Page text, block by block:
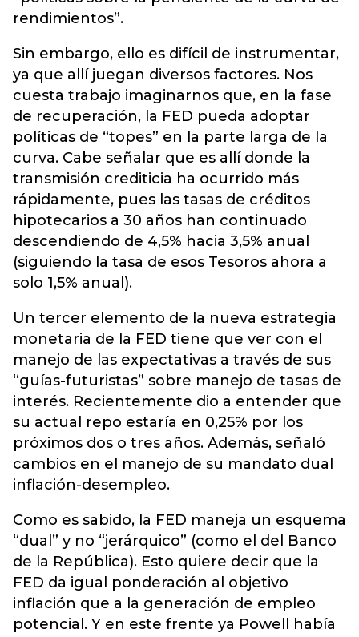
rendimientos”.
Sin embargo, ello es difícil de instrumentar,
ya que allí juegan diversos factores. Nos
cuesta trabajo imaginarnos que, en la fase
de recuperación, la FED pueda adoptar
políticas de “topes” en la parte larga de la
curva. Cabe señalar que es allí donde la
transmisión crediticia ha ocurrido más
rápidamente, pues las tasas de créditos
hipotecarios a 30 años han continuado
descendiendo de 4,5% hacia 3,5% anual
(siguiendo la tasa de esos Tesoros ahora a
solo 1,5% anual).
Un tercer elemento de la nueva estrategia
monetaria de la FED tiene que ver con el
manejo de las expectativas a través de sus
“guías-futuristas” sobre manejo de tasas de
interés. Recientemente dio a entender que
su actual repo estaría en 0,25% por los
próximos dos o tres años. Además, señaló
cambios en el manejo de su mandato dual
inflación-desempleo.
Como es sabido, la FED maneja un esquema
“dual” y no “jerárquico” (como el del Banco
de la República). Esto quiere decir que la
FED da igual ponderación al objetivo
inflación que a la generación de empleo
potencial. Y en este frente ya Powell había